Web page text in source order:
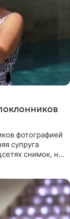
фотографией
супруга
снимок, на